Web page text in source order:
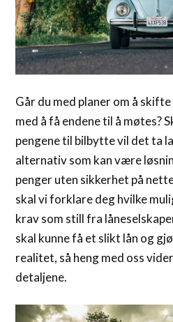
Går du med planer om å
med å få endene til å møtes?
pengene til bilbytte vil det ta
alternativ som kan være
penger uten sikkerhet på
skal vi forklare deg hvilke
krav som still fra
skal kunne få et slikt lån og
realitet, så heng med oss
detaljene.